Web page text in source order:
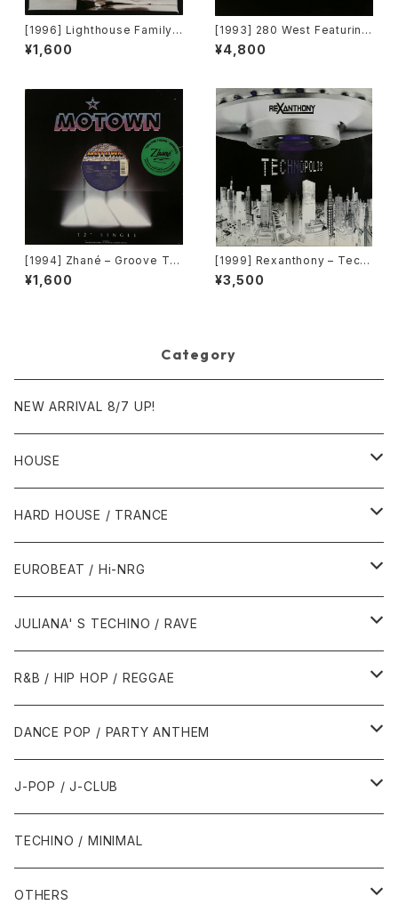
[1996] Lighthouse Family –
Ocean Drive [Wildcard]
¥1,600
[1993] 280 West Featuring
Diamond Temple – Love's
Masquerade [Kaleidiasco
¥4,800
[1994] Zhané – Groove Th
ang (Remix) [Motown][在庫
B]
¥1,600
[1999] Rexanthony – Tech
nopolis [Franton]
¥3,500
Category
NEW ARRIVAL 8/7 UP!
HOUSE
1980年代
1987年・以前
1988年
1990年代
1990年
1991年
1995年
2000年代
2000年
2001年
2010年代
2010年
2011年
HARD HOUSE / TRANCE
1990年代
1994年・以前
1995年
1999年
2000年代
2000年
2001年
EUROBEAT / Hi-NRG
1980年代
1986年・以前
1987年
1990年代
1990年
1991年
2000年代
JULIANA' S TECHINO / RAVE
1990年代
1990年
1991年
2000年代
2000年
2001年
R&B / HIP HOP / REGGAE
1980年代
1985年・以前
1986年
1990年代
1990年
1991年
2000年代
2000年
DANCE POP / PARTY ANTHEM
1980年代
1988年・以前
1989年
1990年代
1990年
2000年代
J-POP / J-CLUB
1980年代
1990年代
TECHINO / MINIMAL
OTHERS